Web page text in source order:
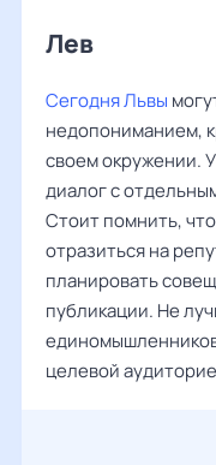
Лев ‌‌
Сегодня Львы
недопониманием,
своем окружении.
диалог с
Стоит помнить,
отразиться на
планировать
публикации. Не
целевой